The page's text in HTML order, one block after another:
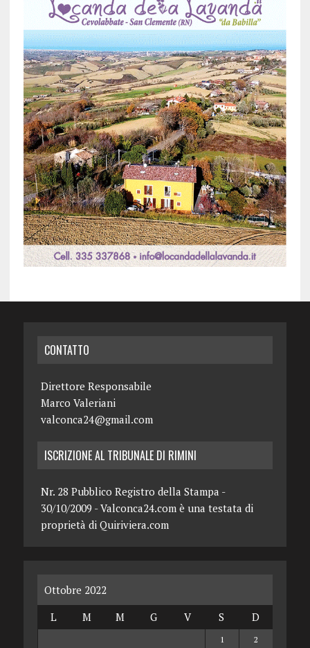
CONTATTO
Direttore Responsabile
Marco Valeriani
valconca24@gmail.com
ISCRIZIONE AL TRIBUNALE DI RIMINI
Nr. 28 Pubblico Registro della Stampa -
30/10/2009 - Valconca24.com è una testata di
proprietà di Quiriviera.com
Ottobre 2022
L
M M G V S D
1 2